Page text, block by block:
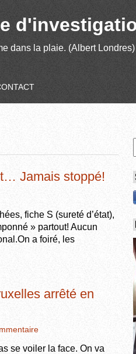
dans la plaie. (Albert Londres)
Jamais stoppé!
fiche S (sureté d’état),
» partout! Aucun
a foiré, les
arrêté en
se voiler la face. On va